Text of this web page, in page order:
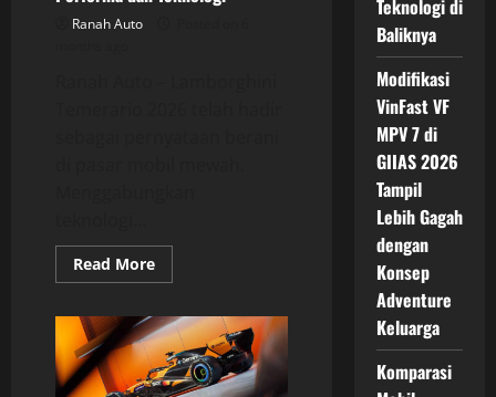
Ranah Auto
Read MoreRead
more
Temerario
2026:
Perpaduan
Terbaik
antara
Teknologi di
Baliknya
Modifikasi
VinFast VF
MPV 7 di
GIIAS 2026
Tampil
Lebih Gagah
dengan
Konsep
Adventure
Keluarga
Komparasi